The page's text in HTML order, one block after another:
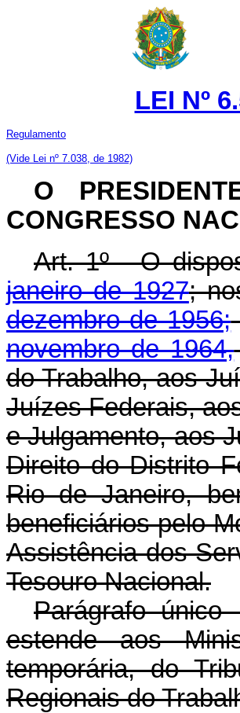
LEI Nº
Regulamento
(Vide Lei nº 7.038, de 1982)
O
CONGRESSO
Art. 1º - O
janeiro de 1927;
dezembro de 1956;
novembro de 1964,
do Trabalho, aos
Juízes Federais,
e Julgamento, aos
Direito do Distrito
Rio de Janeiro,
beneficiários pelo
Assistência dos
Tesouro Nacional.
Parágrafo
estende aos
temporária, do
Regionais do